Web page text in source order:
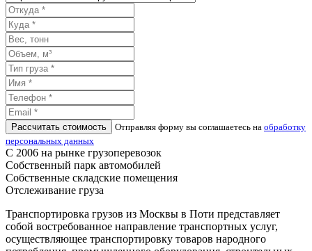
Рассчитать стоимость Отправляя форму вы соглашаетесь на обработку
персональных данных
С 2006 на рынке грузоперевозок
Собственный парк автомобилей
Собственные складские помещения
Отслеживание груза
Транспортировка грузов из Москвы в Поти представляет
собой востребованное направление транспортных услуг,
осуществляющее транспортировку товаров народного